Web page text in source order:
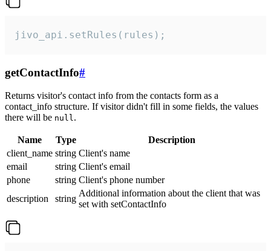
jivo_api.setRules(rules);
getContactInfo#
Returns visitor's contact info from the contacts form as a
contact_info structure. If visitor didn't fill in some fields, the values
there will be null.
Name Type
Description
client_name string Client's name
email
string Client's email
phone
string Client's phone number
description
string
Additional information about the client that was
set with setContactInfo